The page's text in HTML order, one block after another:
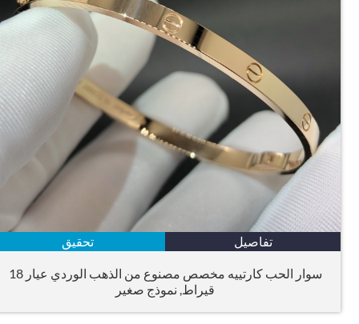
تفاصيل تحقيق
سوار الحب كارتييه مخصص مصنوع من الذهب الوردي عيار 18
قيراط, نموذج صغير